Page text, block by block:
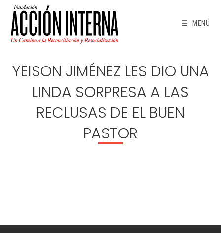
contenido
MENÚ
YEISON JIMÉNEZ LES DIO UNA
LINDA SORPRESA A LAS
RECLUSAS DE EL BUEN
PASTOR